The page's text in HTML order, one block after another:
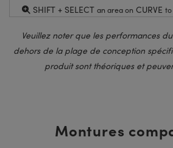
SHIFT + SELECT an area on CURVE to
Veuillez noter que les performances
dehors de la plage de conception
produit sont théoriques et
Montures